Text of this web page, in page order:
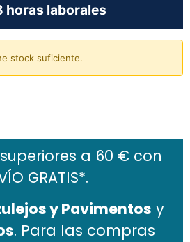
horas laborales
stock suficiente.
a 60 € con
GRATIS*.
y Pavimentos y
. Para las compras